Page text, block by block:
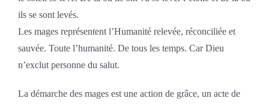
ils se sont levés.
Les mages représentent l’Humanité relevée, réconciliée et
sauvée. Toute l’humanité. De tous les temps. Car Dieu
n’exclut personne du salut.
La démarche des mages est une action de grâce, un acte de